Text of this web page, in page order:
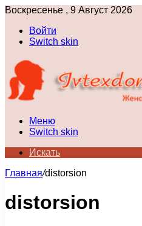
Воскресенье , 9 Август 2026
Войти
Switch skin
Меню
Switch skin
Искать
Главная/distorsion
distorsion